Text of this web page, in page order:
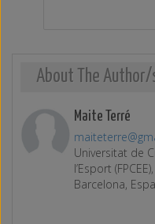
About The Author/
Maite Terré
Universitat de
l’Esport
Barcelona,